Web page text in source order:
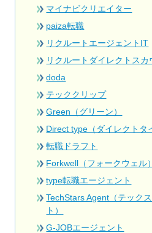
マイナビクリエイター
paiza転職
リクルートエージェントIT
リクルートダイレクトスカ
doda
テッククリップ
Green（グリーン）
Direct type（ダイレクトタ
転職ドラフト
Forkwell（フォークウェル）
type転職エージェント
TechStars Agent（テック
ト）
G-JOBエージェント